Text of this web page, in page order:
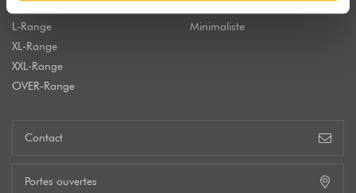
L-Range
XL-Range
XXL-Range
OVER-Range
Minimaliste
Contact
Portes ouvertes